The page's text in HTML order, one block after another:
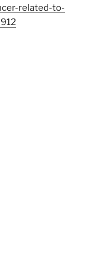
related-to-